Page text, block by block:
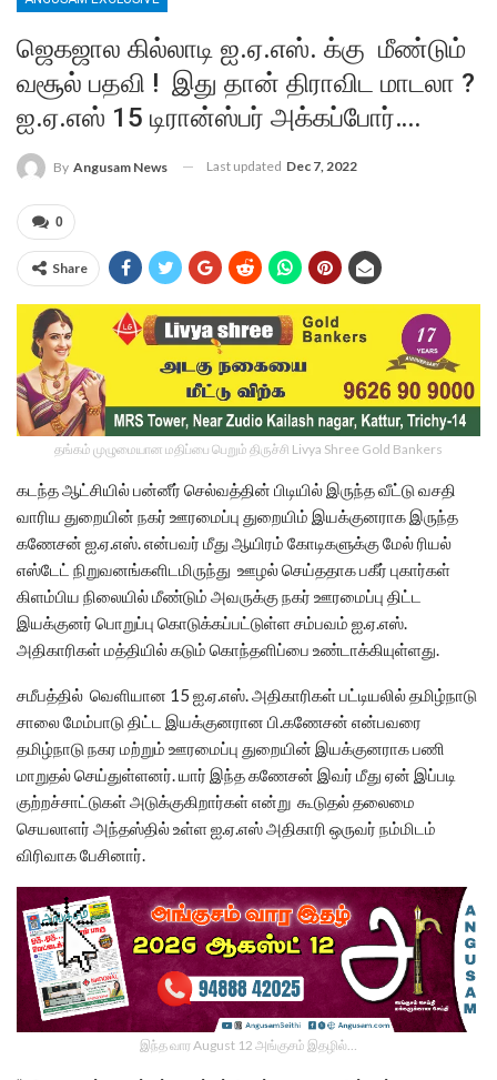
ஜெகஜால கில்லாடி ஐ.ஏ.எஸ். க்கு மீண்டும்
வசூல் பதவி ! இது தான் திராவிட மாடலா ?
ஐ.ஏ.எஸ் 15 டிரான்ஸ்பர் அக்கப்போர்….
By Angusam News Last updated Dec 7, 2022
0
Share
தங்கம் முழுமையான மதிப்பை பெறும் திருச்சி Livya Shree Gold Bankers
கடந்த ஆட்சியில் பன்னீர் செல்வத்தின் பிடியில் இருந்த வீட்டு வசதி
வாரிய துறையின் நகர் ஊரமைப்பு துறையிம் இயக்குனராக இருந்த
கணேசன் ஐ.ஏ.எஸ். என்பவர் மீது ஆயிரம் கோடிகளுக்கு மேல் ரியல்
எஸ்டேட் நிறுவனங்களிடமிருந்து ஊழல் செய்ததாக பகீர் புகார்கள்
கிளம்பிய நிலையில் மீண்டும் அவருக்கு நகர் ஊரமைப்பு திட்ட
இயக்குனர் பொறுப்பு கொடுக்கப்பட்டுள்ள சம்பவம் ஐ.ஏ.எஸ்.
அதிகாரிகள் மத்தியில் கடும் கொந்தளிப்பை உண்டாக்கியுள்ளது.
சமீபத்தில் வெளியான 15 ஐ.ஏ.எஸ். அதிகாரிகள் பட்டியலில் தமிழ்நாடு
சாலை மேம்பாடு திட்ட இயக்குனரான பி.கணேசன் என்பவரை
தமிழ்நாடு நகர மற்றும் ஊரமைப்பு துறையின் இயக்குனராக பணி
மாறுதல் செய்துள்ளனர். யார் இந்த கணேசன் இவர் மீது ஏன் இப்படி
குற்றச்சாட்டுகள் அடுக்குகிறார்கள் என்று கூடுதல் தலைமை
செயலாளர் அந்தஸ்தில் உள்ள ஐ.ஏ.எஸ் அதிகாரி ஒருவர் நம்மிடம்
விரிவாக பேசினார்.
இந்த வார August 12 அங்குசம் இதழில்…